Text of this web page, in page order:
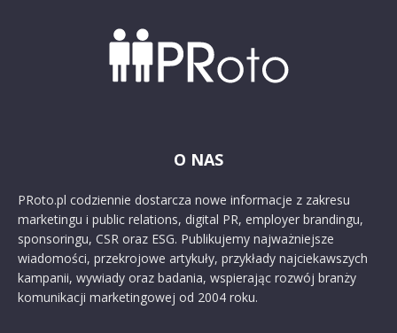
O NAS
PRoto.pl codziennie dostarcza nowe informacje z zakresu
marketingu i public relations, digital PR, employer brandingu,
sponsoringu, CSR oraz ESG. Publikujemy najważniejsze
wiadomości, przekrojowe artykuły, przykłady najciekawszych
kampanii, wywiady oraz badania, wspierając rozwój branży
komunikacji marketingowej od 2004 roku.